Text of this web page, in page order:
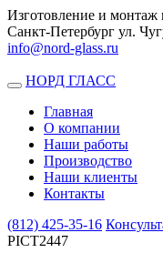
Изготовление и монтаж
Санкт-Петербург ул.
info@nord-glass.ru
Toggle
navigation
НОРД ГЛАСС
Главная
О компании
Наши работы
Производство
Наши клиенты
Контакты
(812) 425-35-16
PICT2447